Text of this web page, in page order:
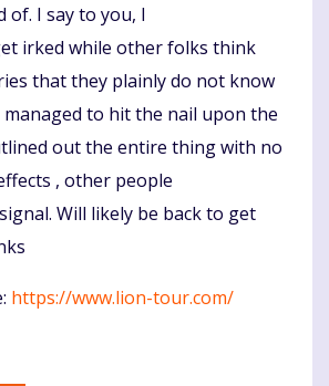
of. I say to you, I
irked while other folks think
that they plainly do not know
managed to hit the nail upon the
out the entire thing with no
, other people
Will likely be back to get
https://www.lion-tour.com/